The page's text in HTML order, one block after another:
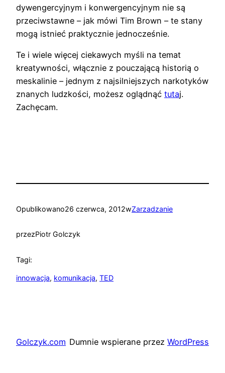
dywengercyjnym i konwergencyjnym nie są
przeciwstawne – jak mówi Tim Brown – te stany
mogą istnieć praktycznie jednocześnie.
Te i wiele więcej ciekawych myśli na temat
kreatywności, włącznie z pouczającą historią o
meskalinie – jednym z najsilniejszych narkotyków
znanych ludzkości, możesz oglądnąć tutaj.
Zachęcam.
Opublikowano26 czerwca, 2012wZarzadzanie
przezPiotr Golczyk
Tagi:
innowacja, komunikacja, TED
Golczyk.com Dumnie wspierane przez WordPress